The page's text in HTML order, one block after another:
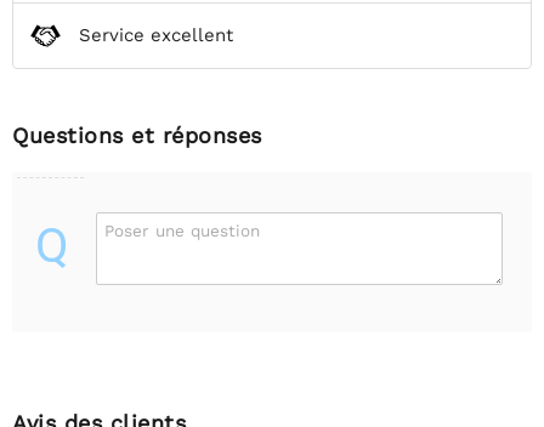
Service excellent
Questions et réponses
Q Poser une question